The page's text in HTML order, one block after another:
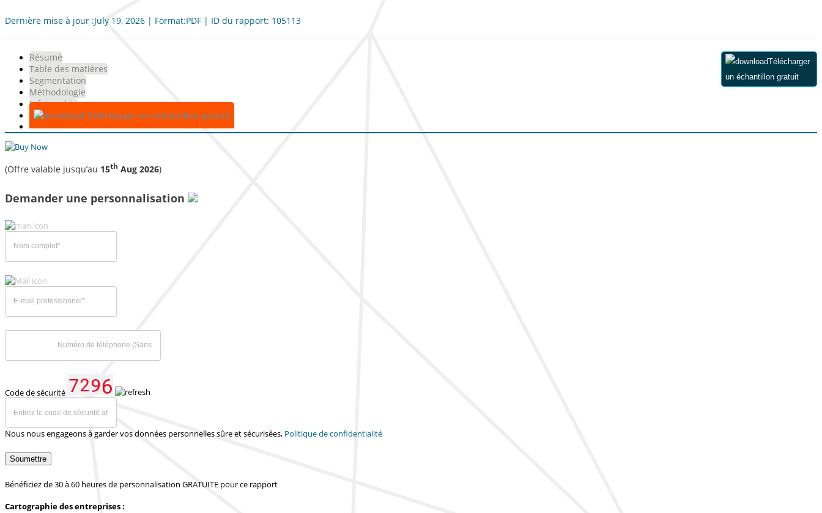
Dernière mise à jour :July 19, 2026 | Format:PDF | ID du rapport: 105113
Résumé
Table des matières
Segmentation
Méthodologie
Infographie
Télécharger un échantillon gratuit
Télécharger
un échantillon gratuit
(Offre valable jusqu’au 15th Aug 2026)
Demander une personnalisation
Code de sécurité
Nous nous engageons à garder vos données personnelles sûre et sécurisées, Politique de confidentialité
Soumettre
Bénéficiez de 30 à 60 heures de personnalisation GRATUITE pour ce rapport
Cartographie des entreprises :